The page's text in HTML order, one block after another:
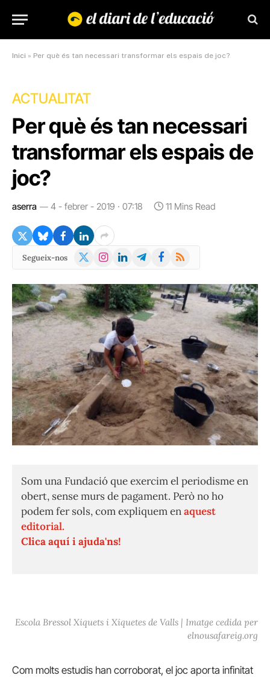
Inici » Per què és tan necessari transformar els espais de joc?
ACTUALITAT
Per què és tan necessari
transformar els espais de
joc?
aserra 4 - febrer - 2019 · 07:18 11 Mins Read
Segueix-nos
X
Instagram
LinkedInTelegramFacebook
RSS
Som una Fundació que exercim el periodisme en
obert, sense murs de pagament. Però no ho
podem fer sols, com expliquem enaquest
editorial.
Clica aquí i ajuda'ns!
Escola Bressol Xiquets i Xiquetes de Valls | Imatge cedida per
elnousafareig.org
Com molts estudis han corroborat, el joc aporta infinitat